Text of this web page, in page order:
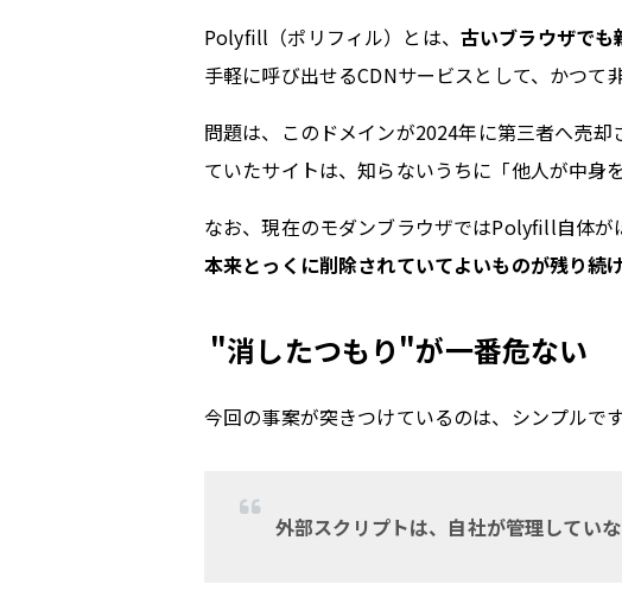
Polyfill（ポリフィル）とは、 古いブラウザで
手軽に呼び出せるCDNサービスとして、かつて
問題は、このドメインが2024年に第三者へ売
ていたサイトは、知らないうちに「他人が中身
なお、現在のモダンブラウザではPolyfill自体が
本来とっくに削除されていてよいものが残り続
"消したつもり"が一番危ない
今回の事案が突きつけているのは、シンプルで
外部スクリプトは、自社が管理してい